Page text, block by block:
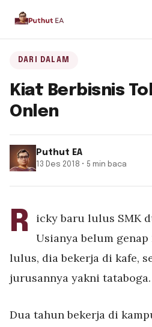
Dari Dalam
Dari Kawan
Tentang ▾
Puthut EA
Situsweb
DARI DALAM
Kiat Berbisnis
Onlen
Puthut EA
13 Des 2018 • 5 min baca
R
icky baru lulus SMK
Usianya belum
lulus, dia bekerja di kafe,
jurusannya yakni tataboga.
Dua tahun bekerja di